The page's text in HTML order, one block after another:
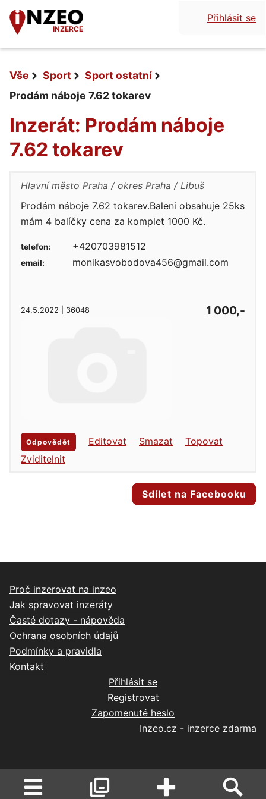
INZERCE
Přihlásit se
Vše Sport
Sport ostatní
Prodám náboje 7.62 tokarev
Inzerát: Prodám náboje
7.62 tokarev
Hlavní město Praha okres Praha
Libuš
Prodám náboje 7.62 tokarev.Baleni obsahuje 25ks
mám 4 balíčky cena za komplet 1000 Kč.
24.5.2022 | 36048 1 000,-
telefon: +420703981512
email: monikasvobodova456@gmail.com
Odpovědět Editovat Smazat
Topovat
Zviditelnit
Sdílet na Facebooku
Proč inzerovat na inzeo
Jak spravovat inzeráty
Časté dotazy - nápověda
Ochrana osobních údajů
Podmínky a pravidla
Kontakt
Přihlásit se
Registrovat
Zapomenuté heslo
Inzeo.cz - inzerce zdarma